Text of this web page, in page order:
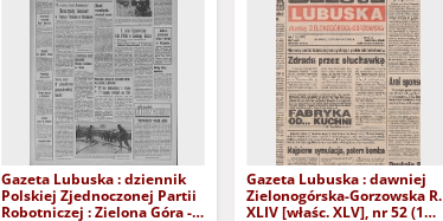
Gazeta Lubuska : dziennik
Polskiej Zjednoczonej Partii
Robotniczej : Zielona Góra -
Gazeta Lubuska : dawniej
Zielonogórska-Gorzowska R.
XLIV [właśc. XLV], nr 52 (1